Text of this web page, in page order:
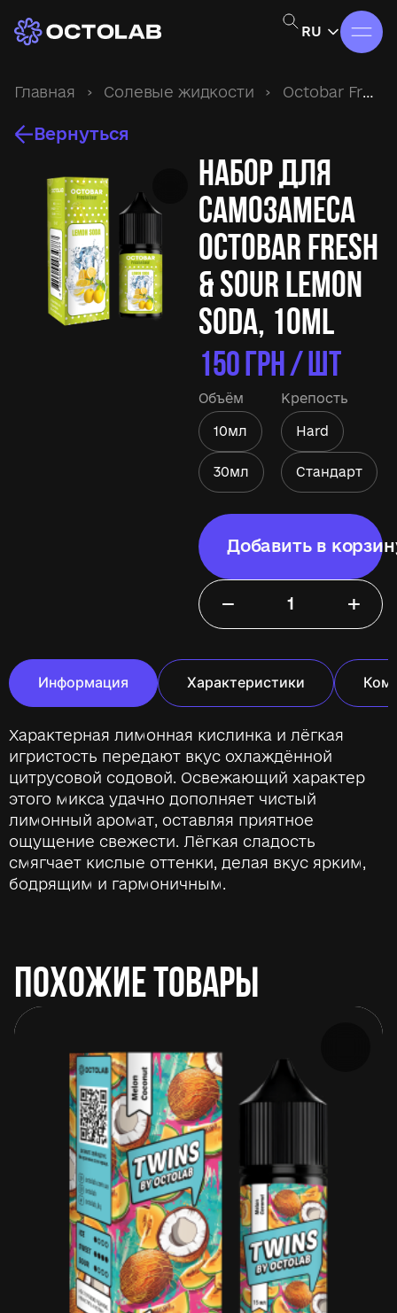
RU
Главная › Солевые жидкости › Octobar Fresh&Sour
Вернуться
Набор для
самозамеса
Octobar Fresh
& Sour Lemon
Soda, 10ml
150ГРН / ШТ
Объём
10мл
30мл
Крепость
Hard
Стандарт
− +
Добавить в
Информация Характеристики
Характерная лимонная кислинка и лёгкая
игристость передают вкус охлаждённой
цитрусовой содовой. Освежающий характер
этого микса удачно дополняет чистый
лимонный аромат, оставляя приятное
ощущение свежести. Лёгкая сладость
смягчает кислые оттенки, делая вкус ярким,
бодрящим и гармоничным.
ПОХОЖИЕ ТОВАРЫ